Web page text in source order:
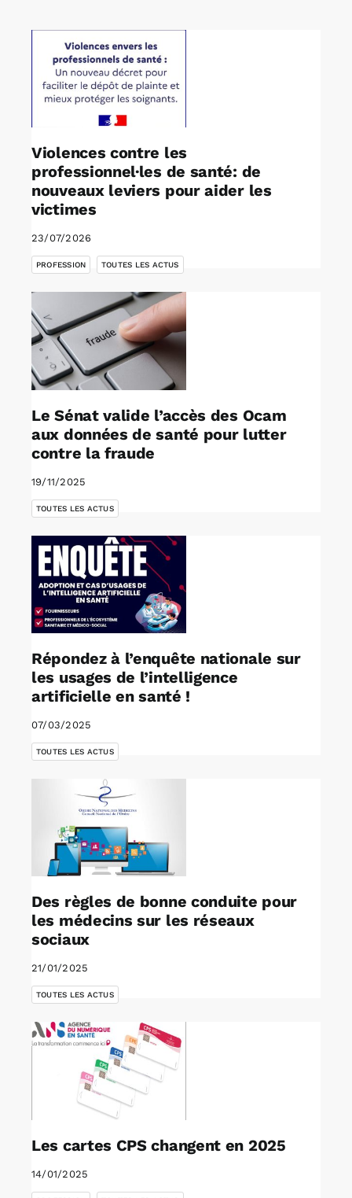
Rechercher:
Annonces emploi
Violences contre les
professionnel·les de santé: de
nouveaux leviers pour aider les
victimes
23/07/2026
PROFESSION TOUTES LES ACTUS
Le Sénat valide l’accès des Ocam
aux données de santé pour lutter
contre la fraude
19/11/2025
TOUTES LES ACTUS
Répondez à l’enquête nationale sur
les usages de l’intelligence
artificielle en santé !
07/03/2025
TOUTES LES ACTUS
Des règles de bonne conduite pour
les médecins sur les réseaux
sociaux
21/01/2025
TOUTES LES ACTUS
Les cartes CPS changent en 2025
14/01/2025